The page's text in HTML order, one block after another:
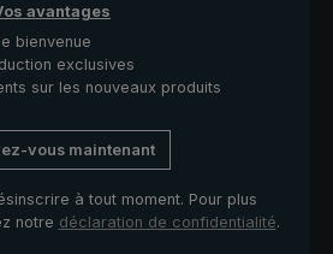
avantages
bienvenue
exclusives
sur les nouveaux produits
vous maintenant
à tout moment. Pour plus
notre déclaration de confidentialité.